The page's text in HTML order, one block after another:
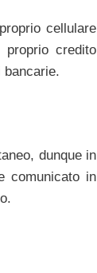
cellulare
proprio credito
bancarie.
dunque in
comunicato in